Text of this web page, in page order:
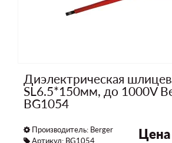
Диэлектрическая
SL6.5*150мм, до 1000V
BG1054
Производитель: Berger
Артикул: BG1054
Цена